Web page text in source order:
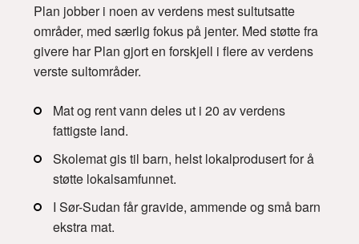
Plan jobber i noen av verdens mest sultutsatte
områder, med særlig fokus på jenter. Med støtte fra
givere har Plan gjort en forskjell i flere av verdens
verste sultområder.
Mat og rent vann deles ut i 20 av verdens
fattigste land.
Skolemat gis til barn, helst lokalprodusert for å
støtte lokalsamfunnet.
I Sør-Sudan får gravide, ammende og små barn
ekstra mat.